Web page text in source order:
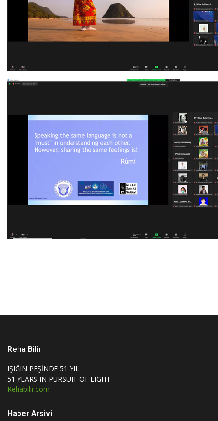
Reha Bilir
IŞIĞIN PEŞİNDE 51 YIL
51 YEARS IN PURSUIT OF LIGHT
Rehabilir.com
Haber Arsivi